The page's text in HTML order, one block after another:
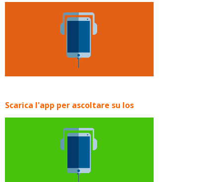
Scarica l'app per ascoltare su Ios